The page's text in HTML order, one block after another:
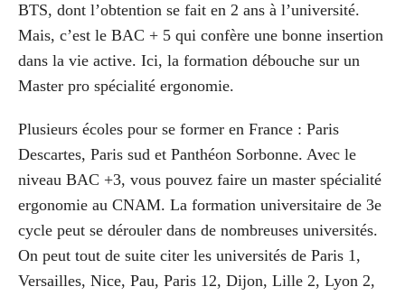
BTS, dont l’obtention se fait en 2 ans à l’université.
Mais, c’est le BAC + 5 qui confère une bonne insertion
dans la vie active. Ici, la formation débouche sur un
Master pro spécialité ergonomie.
Plusieurs écoles pour se former en France : Paris
Descartes, Paris sud et Panthéon Sorbonne. Avec le
niveau BAC +3, vous pouvez faire un master spécialité
ergonomie au CNAM. La formation universitaire de 3e
cycle peut se dérouler dans de nombreuses universités.
On peut tout de suite citer les universités de Paris 1,
Versailles, Nice, Pau, Paris 12, Dijon, Lille 2, Lyon 2,